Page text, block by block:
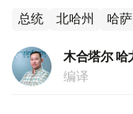
总统 北哈州 哈
木合塔尔 哈
编译